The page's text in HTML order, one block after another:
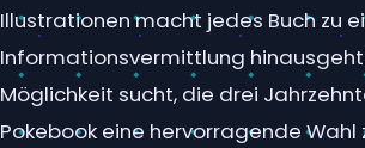
Illustrationen macht jedes Buch zu
Informationsvermittlung
Möglichkeit sucht, die drei
Pokebook eine hervorragende Wahl